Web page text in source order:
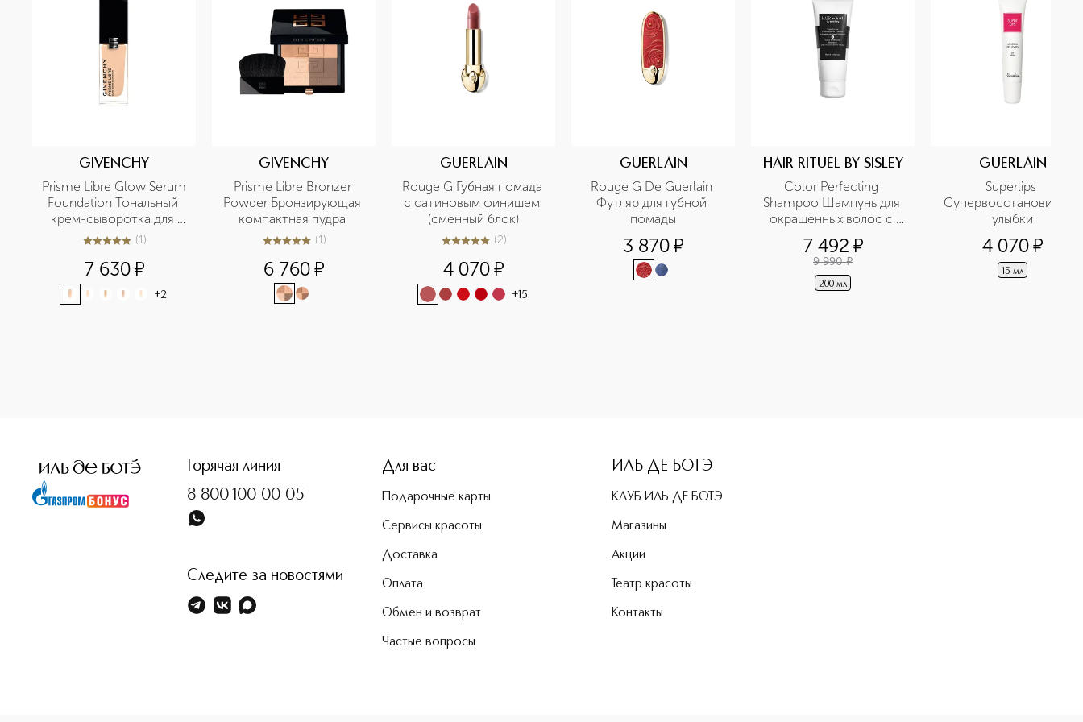
GIVENCHY
Prisme Libre Glow Serum
Foundation Тональный
крем-сыворотка для
сияния и совершенства
5из 51 (1)
7 630¤
+2
GIVENCHY
Prisme Libre Bronzer
Powder Бронзирующая
5из 51 (1)
6 760¤
GUERLAIN
Rouge G Губная помада
с сатиновым финишем
(сменный блок)
5из 52 (2)
4 070¤
+15
GUERLAIN
Rouge G De Guerlain
Футляр для губной
помады
3 870¤
HAIR RITUEL BY SISLEY
Color Perfecting
Shampoo Шампунь для
окрашенных волос с
экстрактом гибискуса
7 492 ¤
9 990 ¤
200 мл
GUERLAIN
Superlips
Супервосстановитель
улыбки
4 070¤
15 мл
Горячая линия
8-800-100-00-05
Следите за новостями
Для вас
Подарочные карты
Сервисы красоты
Доставка
Оплата
Обмен и возврат
Частые вопросы
ИЛЬ ДЕ БОТЭ
КЛУБ ИЛЬ ДЕ БОТЭ
Магазины
Акции
Театр красоты
Контакты